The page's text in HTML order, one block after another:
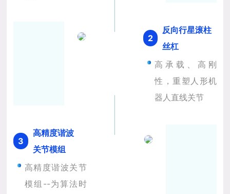
2
反向行星滚柱
丝杠
高承载、高刚
性，重塑人形机
器人直线关节
3
高精度谐波
关节模组
高精度谐波关节
模组--为算法时